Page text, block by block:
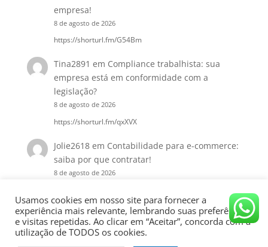
empresa!
8 de agosto de 2026
https://shorturl.fm/G54Bm
Tina2891 em Compliance trabalhista: sua
empresa está em conformidade com a
legislação?
8 de agosto de 2026
https://shorturl.fm/qxXVX
Jolie2618 em Contabilidade para e-commerce:
saiba por que contratar!
8 de agosto de 2026
Usamos cookies em nosso site para fornecer a
experiência mais relevante, lembrando suas preferências
e visitas repetidas. Ao clicar em “Aceitar”, concorda com a
utilização de TODOS os cookies.